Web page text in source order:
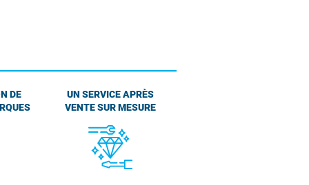
DE
UN SERVICE APRÈS
VENTE SUR MESURE